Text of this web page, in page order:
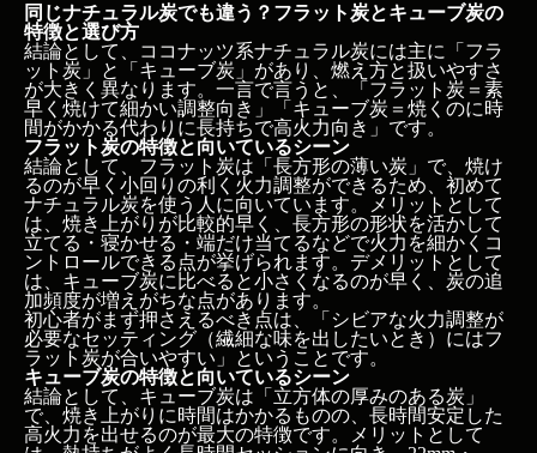
同じナチュラル炭でも違う？フラット炭とキューブ炭の
特徴と選び方
結論として、ココナッツ系ナチュラル炭には主に「フラ
ット炭」と「キューブ炭」があり、燃え方と扱いやすさ
が大きく異なります。一言で言うと、「フラット炭＝素
早く焼けて細かい調整向き」「キューブ炭＝焼くのに時
間がかかる代わりに長持ちで高火力向き」です。
フラット炭の特徴と向いているシーン
結論として、フラット炭は「長方形の薄い炭」で、焼け
るのが早く小回りの利く火力調整ができるため、初めて
ナチュラル炭を使う人に向いています。メリットとして
は、焼き上がりが比較的早く、長方形の形状を活かして
立てる・寝かせる・端だけ当てるなどで火力を細かくコ
ントロールできる点が挙げられます。デメリットとして
は、キューブ炭に比べると小さくなるのが早く、炭の追
加頻度が増えがちな点があります。
初心者がまず押さえるべき点は、「シビアな火力調整が
必要なセッティング（繊細な味を出したいとき）にはフ
ラット炭が合いやすい」ということです。
キューブ炭の特徴と向いているシーン
結論として、キューブ炭は「立方体の厚みのある炭」
で、焼き上がりに時間はかかるものの、長時間安定した
高火力を出せるのが最大の特徴です。メリットとして
コツは？
まとめ